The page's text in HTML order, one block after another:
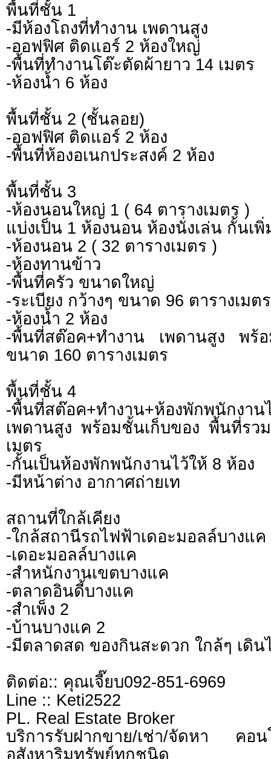
พื้นที่ชั้น 1
-มีห้องโถงที่ทำงาน เพดานสูง
-ออฟฟิศ ติดแอร์ 2 ห้องใหญ่
-พื้นที่ทำงานโต๊ะตัดผ้ายาว 14 เมตร
-ห้องน้ำ 6 ห้อง
พื้นที่ชั้น 2 (ชั้นลอย)
-ออฟฟิศ ติดแอร์ 2 ห้อง
-พื้นที่ห้องอเนกประสงค์ 2 ห้อง
พื้นที่ชั้น 3
-ห้องนอนใหญ่ 1 ( 64 ตารางเมตร )
แบ่งเป็น 1 ห้องนอน ห้องนั่งเล่น กั้นเพิ่
-ห้องนอน 2 ( 32 ตารางเมตร )
-ห้องทานข้าว
-พื้นที่ครัว ขนาดใหญ่
-ระเบียง กว้างๆ ขนาด 96 ตารางเมต
-ห้องน้ำ 2 ห้อง
-พื้นที่สต๊อค+ทำงาน เพดานสูง พร้
ขนาด 160 ตารางเมตร
พื้นที่ชั้น 4
-พื้นที่สต๊อค+ทำงาน+ห้องพักพนักงาน
เพดานสูง พร้อมชั้นเก็บของ พื้นที่รว
เมตร
-กั้นเป็นห้องพักพนักงานไว้ให้ 8 ห้อง
-มีหน้าต่าง อากาศถ่ายเท
สถานที่ใกล้เคียง
-ใกล้สถานีรถไฟฟ้าเดอะมอลล์บางแค
-เดอะมอลล์บางแค
-สำหนักงานเขตบางแค
-ตลาดอินดี้บางแค
-สำเพ็ง 2
-บ้านบางแค 2
-มีตลาดสด ของกินสะดวก ใกล้ๆ เดิน
ติดต่อ:: คุณเจี๊ยบ092-851-6969
Line :: Keti2522
PL. Real Estate Broker
บริการรับฝากขาย/เช่า/จัดหา
อสังหาริมทรัพย์ทุกชนิด